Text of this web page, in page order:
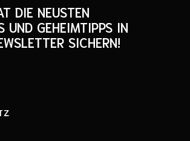
DIE NEUSTEN
UND GEHEIMTIPPS IN
SICHERN!